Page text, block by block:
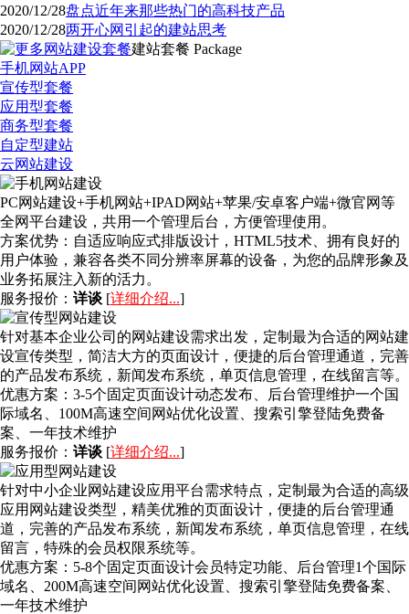
2020/12/28盘点近年来那些热门的高科技产品
2020/12/28两开心网引起的建站思考
建站套餐 Package
手机网站APP
宣传型套餐
应用型套餐
商务型套餐
自定型建站
云网站建设
PC网站建设+手机网站+IPAD网站+苹果/安卓客户端+微官网等
全网平台建设，共用一个管理后台，方便管理使用。
方案优势： 自适应响应式排版设计，HTML5技术、拥有良好的
用户体验，兼容各类不同分辨率屏幕的设备，为您的品牌形象及
业务拓展注入新的活力。
服务报价： 详谈 [详细介绍...]
针对基本企业公司的网站建设需求出发，定制最为合适的网站建
设宣传类型，简洁大方的页面设计，便捷的后台管理通道，完善
的产品发布系统，新闻发布系统，单页信息管理，在线留言等。
优惠方案： 3-5个固定页面设计动态发布、后台管理维护一个国
际域名、100M高速空间网站优化设置、搜索引擎登陆免费备
案、一年技术维护
服务报价： 详谈 [详细介绍...]
针对中小企业网站建设应用平台需求特点，定制最为合适的高级
应用网站建设类型，精美优雅的页面设计，便捷的后台管理通
道，完善的产品发布系统，新闻发布系统，单页信息管理，在线
留言，特殊的会员权限系统等。
优惠方案： 5-8个固定页面设计会员特定功能、后台管理1个国际
域名、200M高速空间网站优化设置、搜索引擎登陆免费备案、
一年技术维护